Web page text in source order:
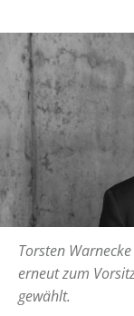
Torsten
erneut zum
gewählt.